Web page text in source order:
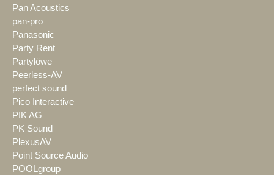
Pan Acoustics
pan-pro
Panasonic
Party Rent
Partylöwe
Peerless-AV
perfect sound
Pico Interactive
PIK AG
PK Sound
PlexusAV
Point Source Audio
POOLgroup